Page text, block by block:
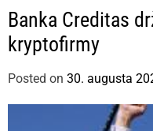
a
t
e
o
r
Banka Creditas
kryptofirmy
Posted on 30. augusta